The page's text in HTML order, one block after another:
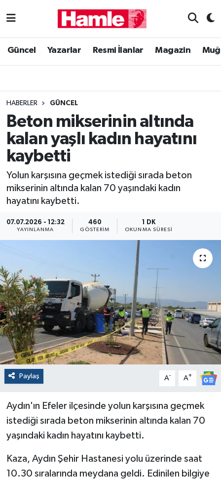
Güncel Yazarlar Resmi İlanlar Magazin
HABERLER GÜNCEL
Beton mikserinin altında
kalan yaşlı kadın hayatını
kaybetti
Yolun karşısına geçmek istediği sırada beton
mikserinin altında kalan 70 yaşındaki kadın
hayatını kaybetti.
07.07.2026 - 12:32
YAYINLANMA
460
GÖSTERIM
1 DK
OKUNMA SÜRESI
Paylaş A- A+
Aydın'ın Efeler ilçesinde yolun karşısına geçmek
istediği sırada beton mikserinin altında kalan 70
yaşındaki kadın hayatını kaybetti.
Kaza, Aydın Şehir Hastanesi yolu üzerinde saat
10.30 sıralarında meydana geldi. Edinilen bilgiye
Güncel
Muğla Haber
Siyaset
Muğla Nöbetçi Eczaneler
Muğla Trafik Yoğunluk Haritası
Süper Lig Puan Durumu ve Fikstür
Tüm Manşetler
Son Dakika Haberleri